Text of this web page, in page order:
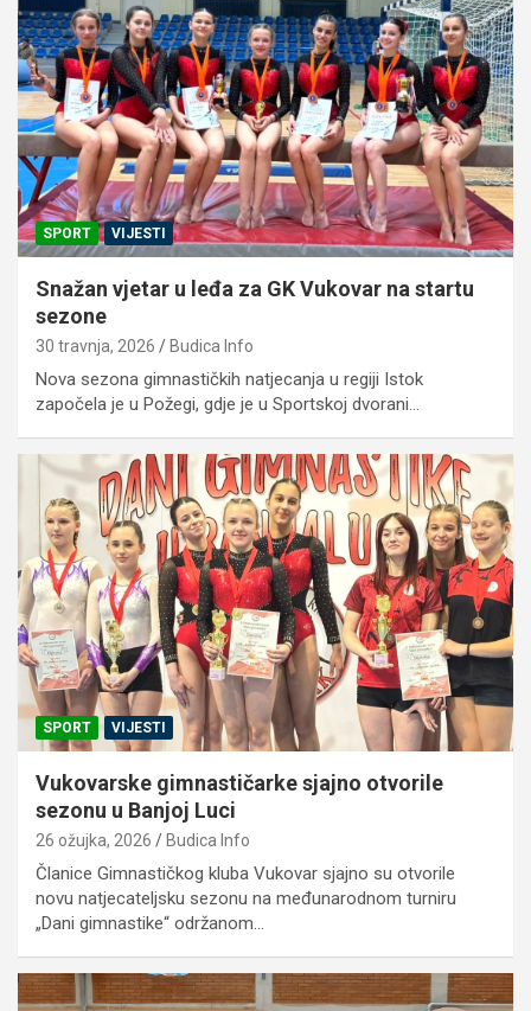
SPORT VIJESTI
Snažan vjetar u leđa za GK Vukovar na startu
sezone
30 travnja, 2026 Budica Info
Nova sezona gimnastičkih natjecanja u regiji Istok
započela je u Požegi, gdje je u Sportskoj dvorani…
SPORT VIJESTI
Vukovarske gimnastičarke sjajno otvorile
sezonu u Banjoj Luci
26 ožujka, 2026 Budica Info
Članice Gimnastičkog kluba Vukovar sjajno su otvorile
novu natjecateljsku sezonu na međunarodnom turniru
„Dani gimnastike“ održanom…